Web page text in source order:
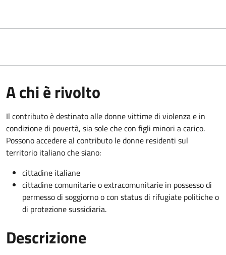
A chi è rivolto
Il contributo è destinato alle donne vittime di violenza e in
condizione di povertà, sia sole che con figli minori a carico.
Possono accedere al contributo le donne residenti sul
territorio italiano che siano:
cittadine italiane
cittadine comunitarie o extracomunitarie in possesso di
permesso di soggiorno o con status di rifugiate politiche o
di protezione sussidiaria.
Descrizione